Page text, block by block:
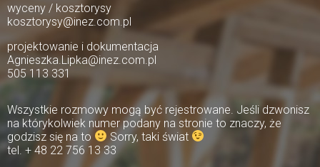
wyceny / kosztorysy
kosztorysy@inez.com.pl
projektowanie i dokumentacja
Agnieszka.Lipka@inez.com.pl
505 113 331
Wszystkie rozmowy mogą być rejestrowane. Jeśli dzwonisz
na którykolwiek numer podany na stronie to znaczy, że
godzisz się na to
Sorry, taki świat
tel. + 48 22 756 13 33